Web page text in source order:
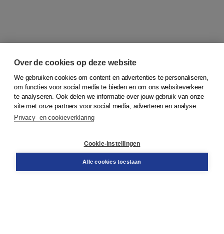
© 2026Koninklijke Boom uitgevers
Bestellen
Over de cookies op deze website
We gebruiken cookies om content en advertenties te personaliseren,
om functies voor social media te bieden en om ons websiteverkeer
te analyseren. Ook delen we informatie over jouw gebruik van onze
site met onze partners voor social media, adverteren en analyse.
Privacy- en cookieverklaring
Cookie-instellingen
Alle cookies toestaan